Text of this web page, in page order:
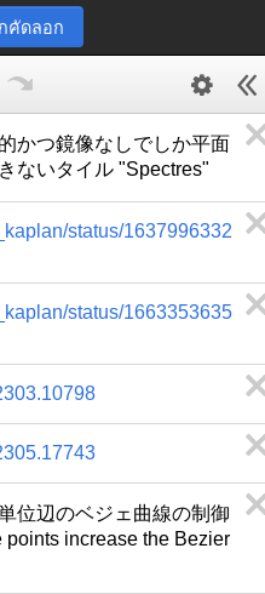
คัดลอก
かつ鏡像なしでしか平面
ないタイル "Spectres"
status/1637996332
status/1663353635
位辺のベジェ曲線の制御
points increase the Bezier